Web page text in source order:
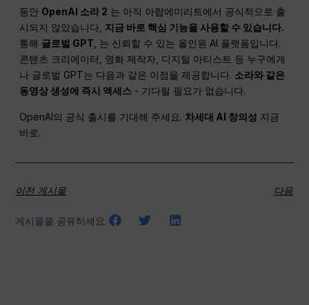
동안 OpenAI 소라 2 는 아직 아랍에미리트에서 공식적으로 출
시되지 않았습니다, 지금 바로 핵심 기능을 사용할 수 있습니다.
통해 글로벌 GPT , 는 신뢰할 수 있는 올인원 AI 플랫폼입니다.
콘텐츠 크리에이터, 영화 제작자, 디지털 아티스트 등 누구에게
나 글로벌 GPT는 다음과 같은 이점을 제공합니다. 소라와 같은
동영상 생성에 즉시 액세스 - 기다릴 필요가 없습니다.
OpenAI의 공식 출시를 기대해 주세요. 차세대 AI 창의성 지금
바로.
이전 게시물 다음
게시물을 공유하세요: